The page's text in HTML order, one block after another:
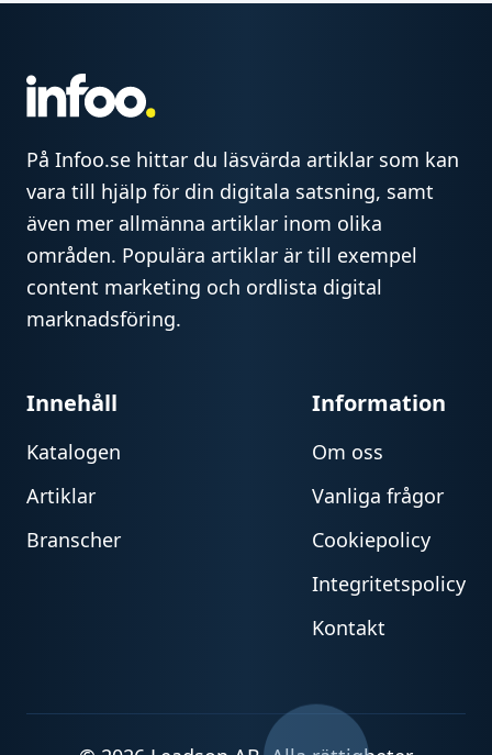
På Infoo.se hittar du läsvärda artiklar som kan
vara till hjälp för din digitala satsning, samt
även mer allmänna artiklar inom olika
områden. Populära artiklar är till exempel
content marketing och ordlista digital
marknadsföring.
Innehåll
Katalogen
Artiklar
Branscher
Information
Om oss
Vanliga frågor
Cookiepolicy
Integritetspolicy
Kontakt